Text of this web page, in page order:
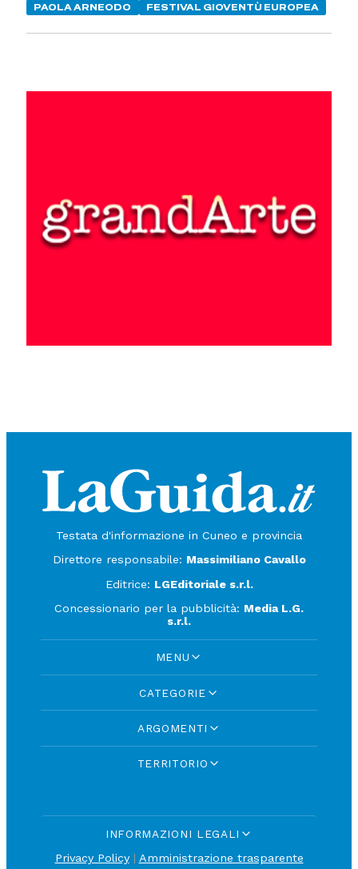
PAOLA ARNEODO
FESTIVAL GIOVENTÙ EUROPEA
Testata d'informazione in Cuneo e provincia
Direttore responsabile: Massimiliano Cavallo
Editrice: LGEditoriale s.r.l.
Concessionario per la pubblicità: Media L.G.
s.r.l.
MENU
CATEGORIE
ARGOMENTI
TERRITORIO
INFORMAZIONI LEGALI
Privacy Policy| Amministrazione trasparente